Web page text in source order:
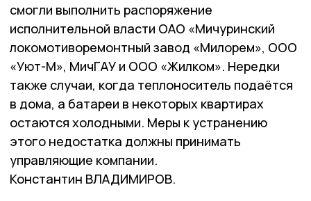
смогли выполнить распоряжение
исполнительной власти ОАО «Мичуринский
локомотиворемонтный завод «Милорем», ООО
«Уют-М», МичГАУ и ООО «Жилком». Нередки
также случаи, когда теплоноситель подаётся
в дома, а батареи в некоторых квартирах
остаются холодными. Меры к устранению
этого недостатка должны принимать
управляющие компании.
Константин ВЛАДИМИРОВ.